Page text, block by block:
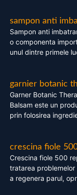
sampon anti
Sampon anti
o componenta
unul dintre primele
garnier botanic
Garner Botanic
Balsam este un
prin folosirea
crescina fiole
Crescina fiole 500
tratarea
a regenera parul,